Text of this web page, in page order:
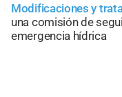
Modificaciones y
una comisión de
emergencia hídrica